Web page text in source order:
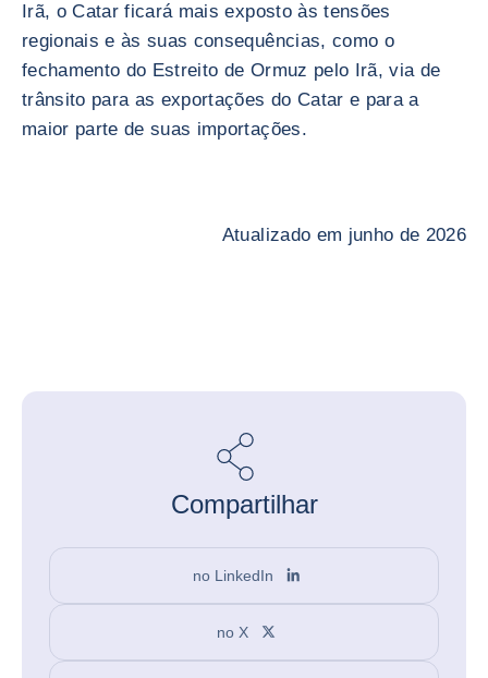
Irã, o Catar ficará mais exposto às tensões
regionais e às suas consequências, como o
fechamento do Estreito de Ormuz pelo Irã, via de
trânsito para as exportações do Catar e para a
maior parte de suas importações.
Atualizado em junho de 2026
Compartilhar
no LinkedIn
no X